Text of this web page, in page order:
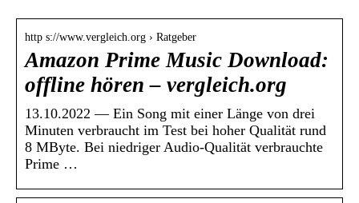
http s://www.vergleich.org › Ratgeber
Amazon Prime Music Download:
offline hören – vergleich.org
13.10.2022 — Ein Song mit einer Länge von drei
Minuten verbraucht im Test bei hoher Qualität rund
8 MByte. Bei niedriger Audio-Qualität verbrauchte
Prime …